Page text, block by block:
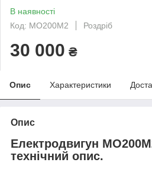
В наявності
Код: МО200М2
Роздріб
30 000 ₴
Опис Характеристики
Опис
Електродвигун
технічний опис.